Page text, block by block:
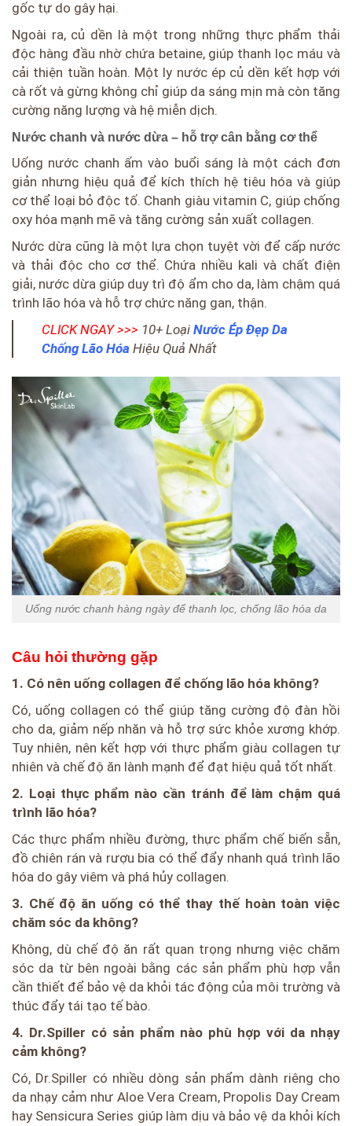
gốc tự do gây hại.
Ngoài ra, củ dền là một trong những thực phẩm thải
độc hàng đầu nhờ chứa betaine, giúp thanh lọc máu và
cải thiện tuần hoàn. Một ly nước ép củ dền kết hợp với
cà rốt và gừng không chỉ giúp da sáng mịn mà còn tăng
cường năng lượng và hệ miễn dịch.
Nước chanh và nước dừa – hỗ trợ cân bằng cơ thể
Uống nước chanh ấm vào buổi sáng là một cách đơn
giản nhưng hiệu quả để kích thích hệ tiêu hóa và giúp
cơ thể loại bỏ độc tố. Chanh giàu vitamin C, giúp chống
oxy hóa mạnh mẽ và tăng cường sản xuất collagen.
Nước dừa cũng là một lựa chọn tuyệt vời để cấp nước
và thải độc cho cơ thể. Chứa nhiều kali và chất điện
giải, nước dừa giúp duy trì độ ẩm cho da, làm chậm quá
trình lão hóa và hỗ trợ chức năng gan, thận.
CLICK NGAY >>> 10+ Loại Nước Ép Đẹp Da
Chống Lão Hóa Hiệu Quả Nhất
Uống nước chanh hàng ngày để thanh lọc, chống lão hóa da
Câu hỏi thường gặp
1. Có nên uống collagen để chống lão hóa không?
Có, uống collagen có thể giúp tăng cường độ đàn hồi
cho da, giảm nếp nhăn và hỗ trợ sức khỏe xương khớp.
Tuy nhiên, nên kết hợp với thực phẩm giàu collagen tự
nhiên và chế độ ăn lành mạnh để đạt hiệu quả tốt nhất.
2. Loại thực phẩm nào cần tránh để làm chậm quá
trình lão hóa?
Các thực phẩm nhiều đường, thực phẩm chế biến sẵn,
đồ chiên rán và rượu bia có thể đẩy nhanh quá trình lão
hóa do gây viêm và phá hủy collagen.
3. Chế độ ăn uống có thể thay thế hoàn toàn việc
chăm sóc da không?
Không, dù chế độ ăn rất quan trọng nhưng việc chăm
sóc da từ bên ngoài bằng các sản phẩm phù hợp vẫn
cần thiết để bảo vệ da khỏi tác động của môi trường và
thúc đẩy tái tạo tế bào.
4. Dr.Spiller có sản phẩm nào phù hợp với da nhạy
cảm không?
Có, Dr.Spiller có nhiều dòng sản phẩm dành riêng cho
da nhạy cảm như Aloe Vera Cream, Propolis Day Cream
hay Sensicura Series giúp làm dịu và bảo vệ da khỏi kích